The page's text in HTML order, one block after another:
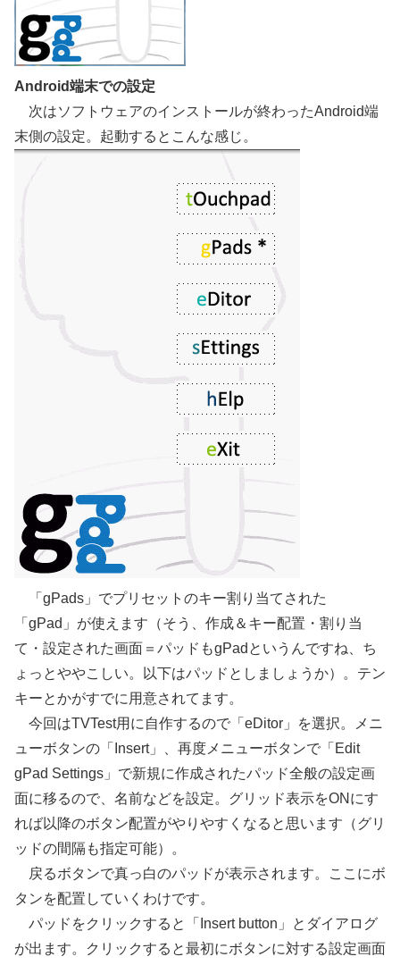
Android端末での設定
次はソフトウェアのインストールが終わったAndroid端
末側の設定。起動するとこんな感じ。
「gPads」でプリセットのキー割り当てされた
「gPad」が使えます（そう、作成＆キー配置・割り当
て・設定された画面＝パッドもgPadというんですね、ち
ょっとややこしい。以下はパッドとしましょうか）。テン
キーとかがすでに用意されてます。
今回はTVTest用に自作するので「eDitor」を選択。メニ
ューボタンの「Insert」、再度メニューボタンで「Edit
gPad Settings」で新規に作成されたパッド全般の設定画
面に移るので、名前などを設定。グリッド表示をONにす
れば以降のボタン配置がやりやすくなると思います（グリ
ッドの間隔も指定可能）。
戻るボタンで真っ白のパッドが表示されます。ここにボ
タンを配置していくわけです。
パッドをクリックすると「Insert button」とダイアログ
が出ます。クリックすると最初にボタンに対する設定画面